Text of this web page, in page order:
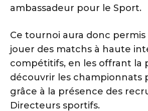
ambassadeur pour le Sport.
Ce tournoi aura donc permis
jouer des matchs à haute
compétitifs, en les offrant la
découvrir les championnats
grâce à la présence des
Directeurs sportifs.